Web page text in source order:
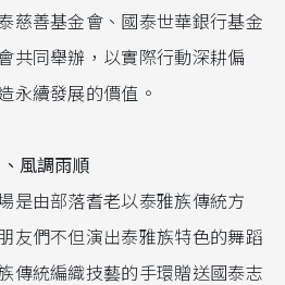
慈善基金會、國泰世華銀行基金
共同舉辦，以實際行動深耕偏
永續發展的價值。
風調雨順
是由部落耆老以泰雅族傳統方
友們不但演出泰雅族特色的舞蹈
傳統編織技藝的手環贈送國泰志